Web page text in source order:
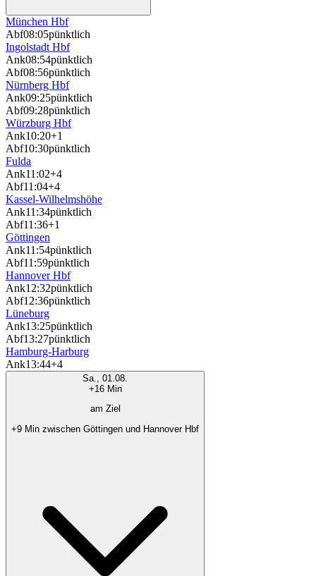
München Hbf
Abf08:05pünktlich
Ingolstadt Hbf
Ank08:54pünktlich
Abf08:56pünktlich
Nürnberg Hbf
Ank09:25pünktlich
Abf09:28pünktlich
Würzburg Hbf
Ank10:20+1
Abf10:30pünktlich
Fulda
Ank11:02+4
Abf11:04+4
Kassel-Wilhelmshöhe
Ank11:34pünktlich
Abf11:36+1
Göttingen
Ank11:54pünktlich
Abf11:59pünktlich
Hannover Hbf
Ank12:32pünktlich
Abf12:36pünktlich
Lüneburg
Ank13:25pünktlich
Abf13:27pünktlich
Hamburg-Harburg
Ank13:44+4
Sa., 01.08.
+16 Min
am Ziel
+9 Min zwischen Göttingen und Hannover Hbf